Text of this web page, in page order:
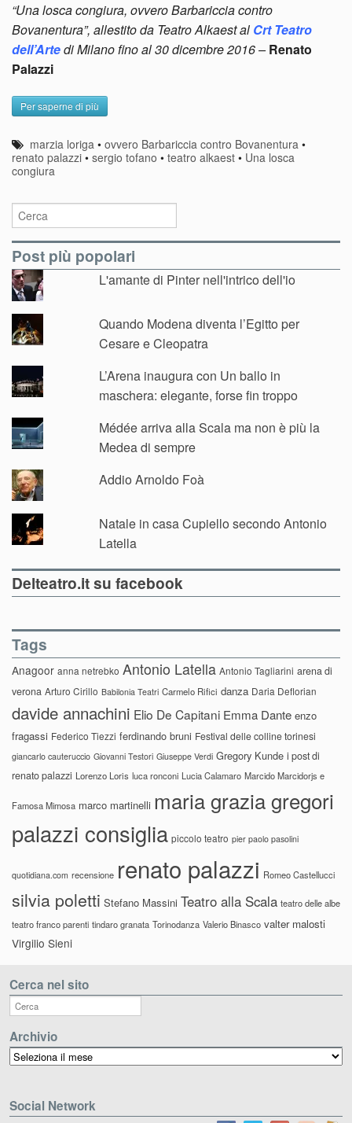
“Una losca congiura, ovvero Barbariccia contro
Bovanentura”, allestito da Teatro Alkaest al Crt Teatro
dell’Artedi Milano fino al 30 dicembre 2016 –Renato
Palazzi
Per saperne di più
marzia loriga •ovvero Barbariccia contro Bovanentura •
renato palazzi • sergio tofano • teatro alkaest • Una losca
congiura
Post più popolari
L'amante di Pinter nell'intrico dell'io
Quando Modena diventa l’Egitto per
Cesare e Cleopatra
L’Arena inaugura con Un ballo in
maschera: elegante, forse fin troppo
Médée arriva alla Scala ma non è più la
Medea di sempre
Addio Arnoldo Foà
Natale in casa Cupiello secondo Antonio
Latella
Delteatro.it su facebook
Tags
Anagoor anna netrebko Antonio Latella Antonio Tagliarini arena di
verona Arturo Cirillo Babilonia Teatri Carmelo Rifici danza Daria Deflorian
davide annachini Elio De Capitani Emma Dante enzo
fragassi Federico Tiezzi ferdinando bruni Festival delle colline torinesi
giancarlo cauteruccio Giovanni Testori Giuseppe Verdi Gregory Kunde i post di
renato palazzi Lorenzo Loris luca ronconi Lucia Calamaro Marcido Marcidorjs e
Famosa Mimosa marco martinelli maria grazia gregori
palazzi consiglia piccolo teatro pier paolo pasolini
quotidiana.com recensione renato palazzi Romeo Castellucci
silvia poletti Stefano Massini Teatro alla Scala teatro delle albe
teatro franco parenti tindaro granata Torinodanza Valerio Binasco valter malosti
Virgilio Sieni
Cerca nel sito
Archivio
Archivio
Social Network